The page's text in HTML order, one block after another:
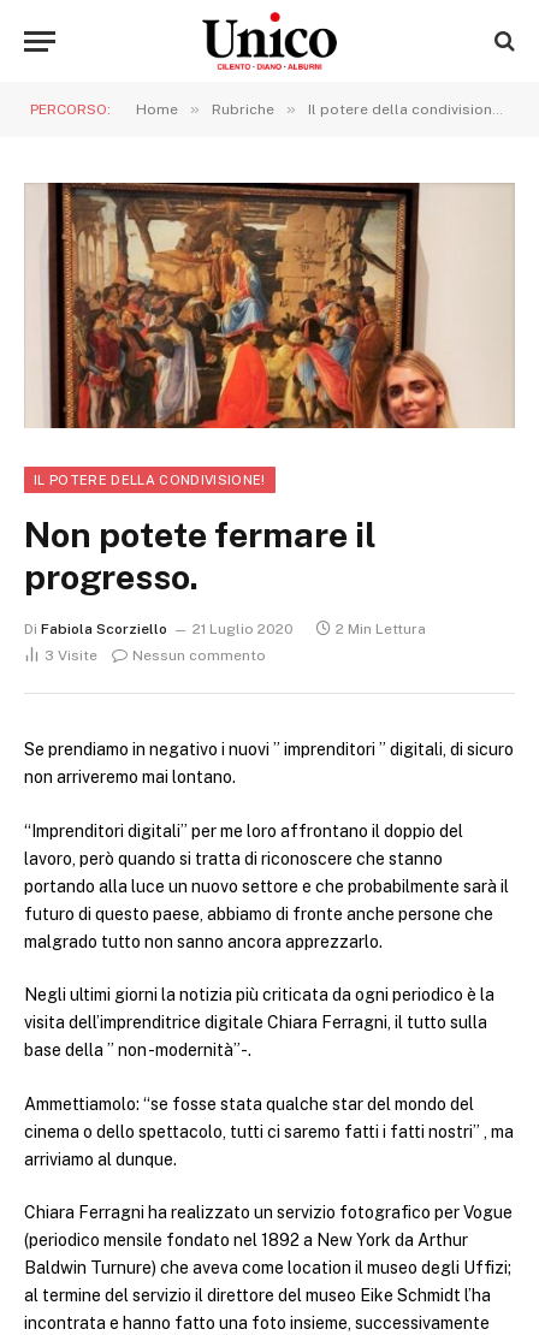
PERCORSO: Home » Rubriche » Il potere della condivisione!
IL POTERE DELLA CONDIVISIONE!
Non potete fermare il
progresso.
Di Fabiola Scorziello 21 Luglio 2020
2 Min Lettura
3 Visite Nessun commento
Se prendiamo in negativo i nuovi ” imprenditori ” digitali, di sicuro
non arriveremo mai lontano.
“Imprenditori digitali” per me loro affrontano il doppio del
lavoro, però quando si tratta di riconoscere che stanno
portando alla luce un nuovo settore e che probabilmente sarà il
futuro di questo paese, abbiamo di fronte anche persone che
malgrado tutto non sanno ancora apprezzarlo.
Negli ultimi giorni la notizia più criticata da ogni periodico è la
visita dell’imprenditrice digitale Chiara Ferragni, il tutto sulla
base della ” non -modernità”-.
Ammettiamolo: “se fosse stata qualche star del mondo del
cinema o dello spettacolo, tutti ci saremo fatti i fatti nostri” , ma
arriviamo al dunque.
Chiara Ferragni ha realizzato un servizio fotografico per Vogue
(periodico mensile fondato nel 1892 a New York da Arthur
Baldwin Turnure) che aveva come location il museo degli Uffizi;
al termine del servizio il direttore del museo Eike Schmidt l’ha
incontrata e hanno fatto una foto insieme, successivamente